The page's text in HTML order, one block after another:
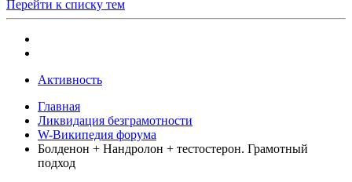
Перейти к списку тем
Активность
Главная
Ликвидация безграмотности
W-Википедия форума
Болденон + Нандролон + тестостерон. Грамотный
подход